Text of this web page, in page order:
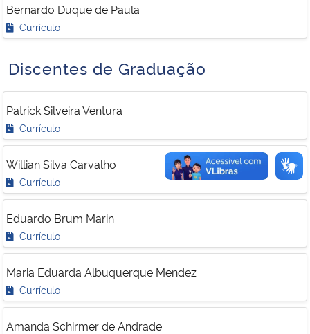
Bernardo Duque de Paula
Currículo
Discentes de Graduação
Patrick Silveira Ventura
Currículo
Willian Silva Carvalho
Currículo
Eduardo Brum Marin
Currículo
Maria Eduarda Albuquerque Mendez
Currículo
Amanda Schirmer de Andrade